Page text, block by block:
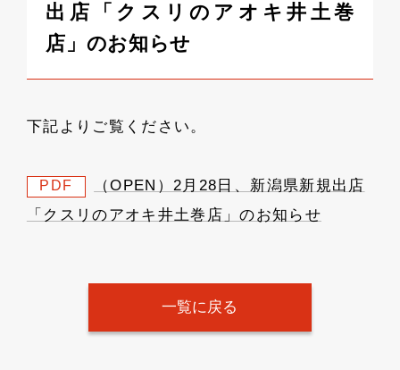
出店「クスリのアオキ井土巻
店」のお知らせ
下記よりご覧ください。
PDF
（OPEN）2月28日、新潟県新規出店
「クスリのアオキ井土巻店」のお知らせ
一覧に戻る